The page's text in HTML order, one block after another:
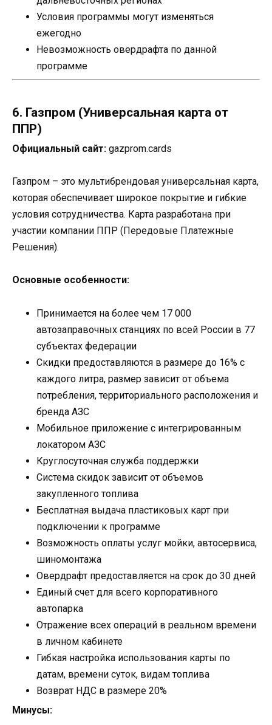
Условия программы могут изменяться
ежегодно
Невозможность овердрафта по данной
программе
6. Газпром (Универсальная карта от
ППР)
Официальный сайт: gazprom.cards
Газпром – это мультибрендовая универсальная карта,
которая обеспечивает широкое покрытие и гибкие
условия сотрудничества. Карта разработана при
участии компании ППР (Передовые Платежные
Решения).
Основные особенности:
Принимается на более чем 17 000
автозаправочных станциях по всей России в 77
субъектах федерации
Скидки предоставляются в размере до 16% с
каждого литра, размер зависит от объема
потребления, территориального расположения и
бренда АЗС
Мобильное приложение с интегрированным
локатором АЗС
Круглосуточная служба поддержки
Система скидок зависит от объемов
закупленного топлива
Бесплатная выдача пластиковых карт при
подключении к программе
Возможность оплаты услуг мойки, автосервиса,
шиномонтажа
Овердрафт предоставляется на срок до 30 дней
Единый счет для всего корпоративного
автопарка
Отражение всех операций в реальном времени
в личном кабинете
Гибкая настройка использования карты по
датам, времени суток, видам топлива
Возврат НДС в размере 20%
Минусы: